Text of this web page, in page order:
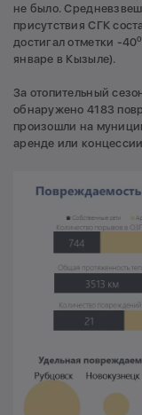
не было.
присутствия СГК
достигал отметки -40о
январе в Кызыле).
За отопительный
обнаружено 4183
произошли на
аренде или